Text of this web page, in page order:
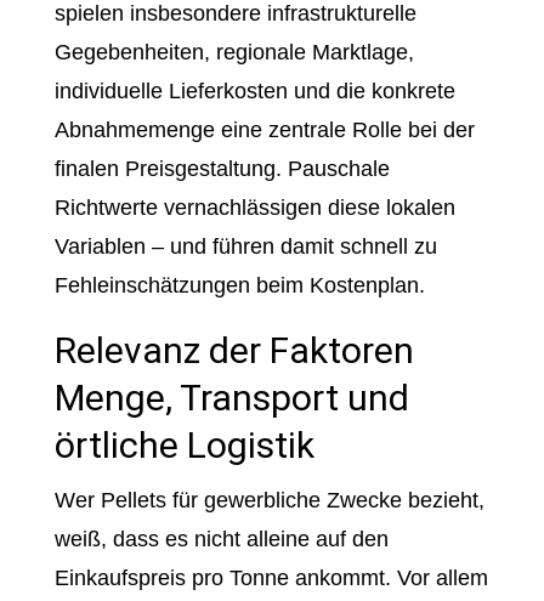
spielen insbesondere infrastrukturelle
Gegebenheiten, regionale Marktlage,
individuelle Lieferkosten und die konkrete
Abnahmemenge eine zentrale Rolle bei der
finalen Preisgestaltung. Pauschale
Richtwerte vernachlässigen diese lokalen
Variablen – und führen damit schnell zu
Fehleinschätzungen beim Kostenplan.
Relevanz der Faktoren
Menge, Transport und
örtliche Logistik
Wer Pellets für gewerbliche Zwecke bezieht,
weiß, dass es nicht alleine auf den
Einkaufspreis pro Tonne ankommt. Vor allem